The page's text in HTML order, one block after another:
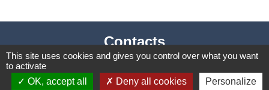
Contacts
Mairie de Cormeray
1, RUE DE LA BUISSONNIERE
This site uses cookies and gives you control over what you want
to activate
OK, accept all
Deny all cookies Personalize